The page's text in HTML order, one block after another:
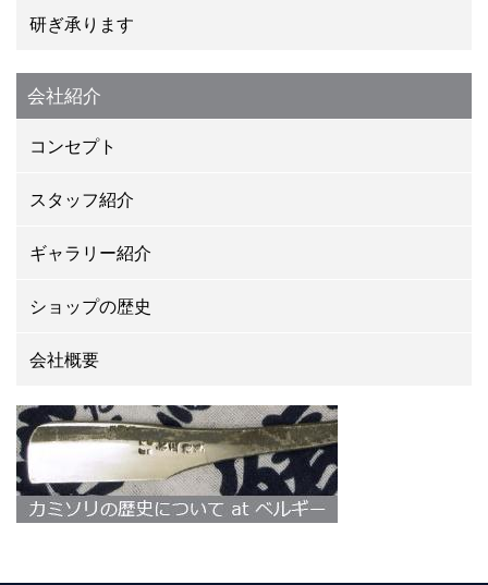
研ぎ承ります
会社紹介
コンセプト
スタッフ紹介
ギャラリー紹介
ショップの歴史
会社概要